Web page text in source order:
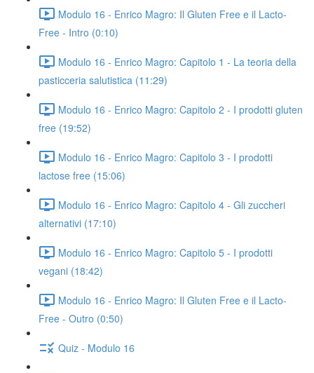
Modulo 16 - Enrico Magro: Il Gluten Free e il Lacto-
Free - Intro (0:10)
Modulo 16 - Enrico Magro: Capitolo 1 - La teoria della
pasticceria salutistica (11:29)
Modulo 16 - Enrico Magro: Capitolo 2 - I prodotti gluten
free (19:52)
Modulo 16 - Enrico Magro: Capitolo 3 - I prodotti
lactose free (15:06)
Modulo 16 - Enrico Magro: Capitolo 4 - Gli zuccheri
alternativi (17:10)
Modulo 16 - Enrico Magro: Capitolo 5 - I prodotti
vegani (18:42)
Modulo 16 - Enrico Magro: Il Gluten Free e il Lacto-
Free - Outro (0:50)
Quiz - Modulo 16